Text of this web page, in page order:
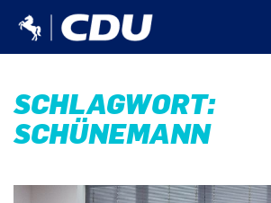
SCHLAGWORT:
SCHÜNEMANN